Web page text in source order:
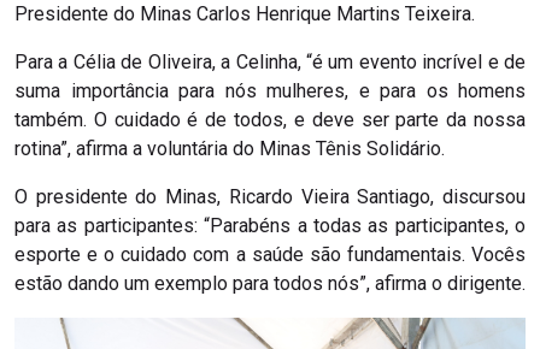
Presidente do Minas Carlos Henrique Martins Teixeira.
Para a Célia de Oliveira, a Celinha, “é um evento incrível e de
suma importância para nós mulheres, e para os homens
também. O cuidado é de todos, e deve ser parte da nossa
rotina”, afirma a voluntária do Minas Tênis Solidário.
O presidente do Minas, Ricardo Vieira Santiago, discursou
para as participantes: “Parabéns a todas as participantes, o
esporte e o cuidado com a saúde são fundamentais. Vocês
estão dando um exemplo para todos nós”, afirma o dirigente.